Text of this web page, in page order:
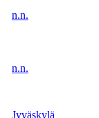
n.n.
n.n.
Jyväskylä